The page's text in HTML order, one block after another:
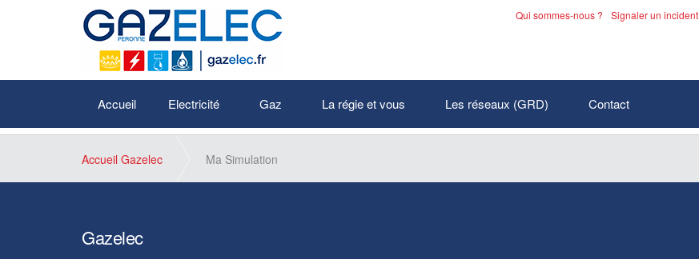
Accueil Electricité Gaz La régie et vous Les réseaux (GRD) Contact
Qui sommes-nous ? Signaler un incident
Aucune information trouvée, veuillez recommencer la recherche sur la page :
Accueil Gazelec Ma Simulation
Gazelec